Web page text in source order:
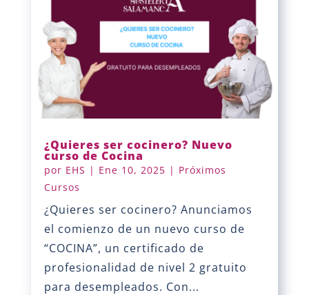
¿Quieres ser cocinero? Nuevo
curso de Cocina
por EHS | Ene 10, 2025 | Próximos
Cursos
¿Quieres ser cocinero? Anunciamos
el comienzo de un nuevo curso de
“COCINA”, un certificado de
profesionalidad de nivel 2 gratuito
para desempleados. Con...